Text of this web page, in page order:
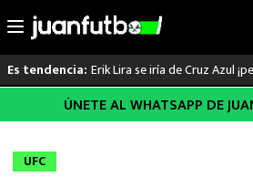
al
Es tendencia: Erik Lira se iría de Cruz Azul
LO ÚLTIMO
LIGA MX
ÚNETE AL WHATSAPP DE
UFC